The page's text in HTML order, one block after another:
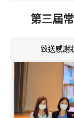
第三屆
致送感謝